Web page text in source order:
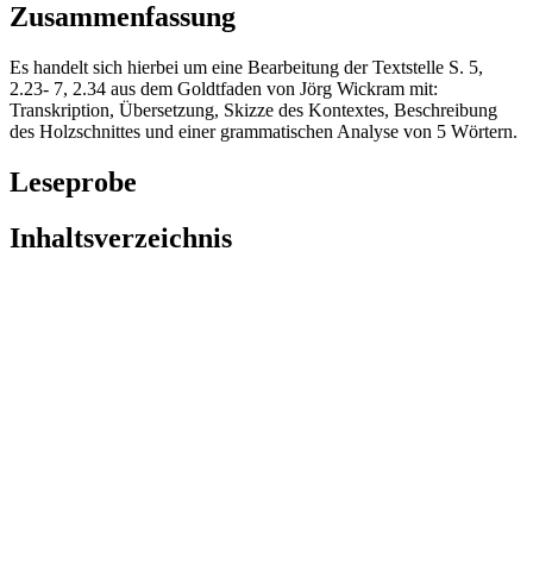
Zusammenfassung
Es handelt sich hierbei um eine Bearbeitung der Textstelle S. 5,
2.23- 7, 2.34 aus dem Goldtfaden von Jörg Wickram mit:
Transkription, Übersetzung, Skizze des Kontextes, Beschreibung
des Holzschnittes und einer grammatischen Analyse von 5 Wörtern.
Leseprobe
Inhaltsverzeichnis